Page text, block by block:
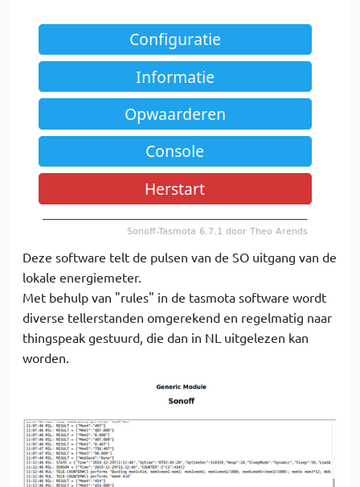
Deze software telt de pulsen van de SO uitgang van de
lokale energiemeter.
Met behulp van "rules" in de tasmota software wordt
diverse tellerstanden omgerekend en regelmatig naar
thingspeak gestuurd, die dan in NL uitgelezen kan
worden.